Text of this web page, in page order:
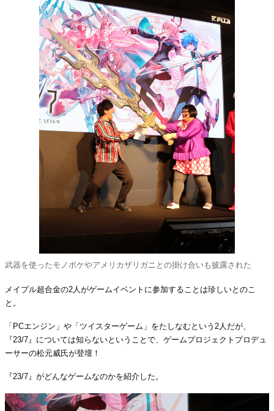
武器を使ったモノボケやアメリカザリガニとの掛け合いも披露された
メイプル超合金の2人がゲームイベントに参加することは珍しいとのこ
と。
「PCエンジン」や「ツイスターゲーム」をたしなむという2人だが、
『23/7』については知らないということで、ゲームプロジェクトプロデュ
ーサーの松元威氏が登壇！
『23/7』がどんなゲームなのかを紹介した。